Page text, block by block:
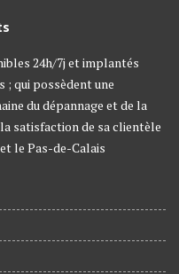
24h/7j et implantés
; qui possèdent une
du dépannage et de la
satisfaction de sa clientèle
le Pas-de-Calais